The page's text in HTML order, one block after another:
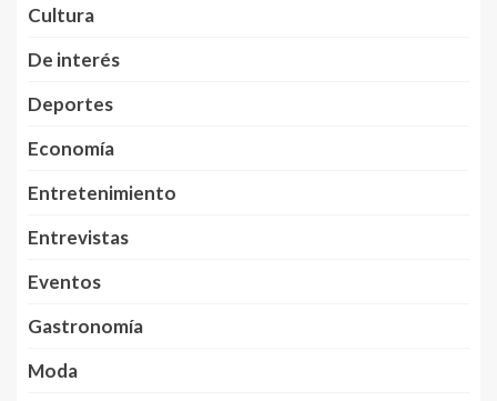
Cultura
De interés
Deportes
Economía
Entretenimiento
Entrevistas
Eventos
Gastronomía
Moda